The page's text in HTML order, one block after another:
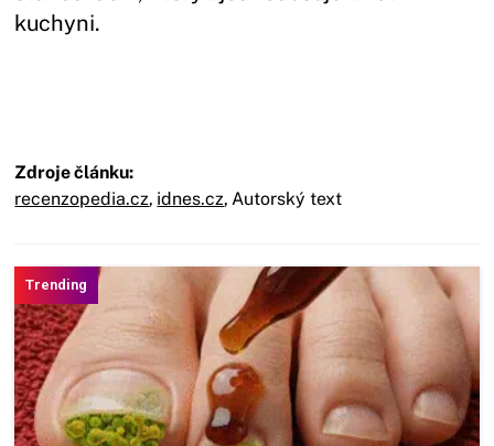
kuchyni.
Zdroje článku:
recenzopedia.cz, idnes.cz, Autorský text